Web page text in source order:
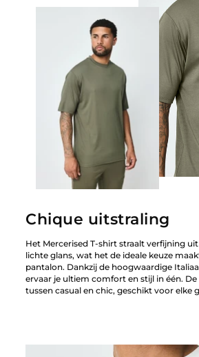
Chique uitstraling
Het Mercerised T-shirt straalt verfijning
lichte glans, wat het de ideale keuze
pantalon. Dankzij de hoogwaardige
ervaar je ultiem comfort en stijl in één.
tussen casual en chic, geschikt voor elke